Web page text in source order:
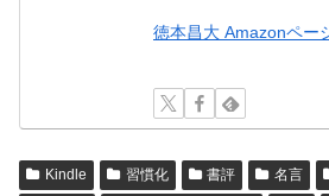
徳本昌大 Amazonペー
Kindle 習慣化 書評 名言